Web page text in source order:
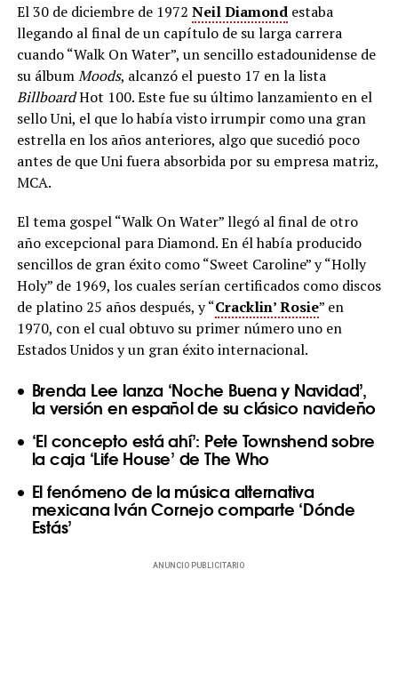
El 30 de diciembre de 1972 Neil Diamondestaba
llegando al final de un capítulo de su larga carrera
cuando “Walk On Water”, un sencillo estadounidense de
su álbumMoods, alcanzó el puesto 17 en la lista
BillboardHot 100. Este fue su último lanzamiento en el
sello Uni, el que lo había visto irrumpir como una gran
estrella en los años anteriores, algo que sucedió poco
antes de que Uni fuera absorbida por su empresa matriz,
MCA.
El tema gospel “Walk On Water” llegó al final de otro
año excepcional para Diamond. En él había producido
sencillos de gran éxito como “Sweet Caroline” y “Holly
Holy” de 1969, los cuales serían certificados como discos
de platino 25 años después, y “Cracklin’ Rosie” en
1970, con el cual obtuvo su primer número uno en
Estados Unidos y un gran éxito internacional.
Brenda Lee lanza ‘Noche Buena y Navidad’,
la versión en español de su clásico navideño
‘El concepto está ahí’: Pete Townshend sobre
la caja ‘Life House’ de The Who
El fenómeno de la música alternativa
mexicana Iván Cornejo comparte ‘Dónde
Estás’
ANUNCIO PUBLICITARIO